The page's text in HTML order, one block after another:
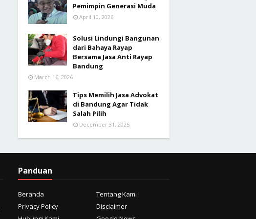
Pemimpin Generasi Muda
April 10, 2026
Solusi Lindungi Bangunan
dari Bahaya Rayap
Bersama Jasa Anti Rayap
Bandung
March 16, 2026
Tips Memilih Jasa Advokat
di Bandung Agar Tidak
Salah Pilih
December 31, 2025
Panduan
Beranda
Tentang Kami
Privacy Policy
Disclaimer